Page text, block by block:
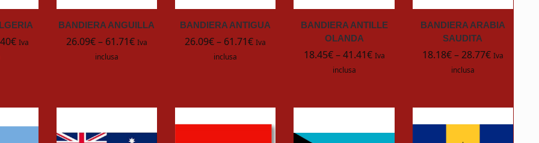
€ Iva
BANDIERA ANGUILLA
26.09€– 61.71€ Iva
inclusa
BANDIERA ANTIGUA
26.09€– 61.71€ Iva
inclusa
BANDIERA ANTILLE
OLANDA
18.45€–41.41€ Iva
inclusa
BANDIERA ARABIA
SAUDITA
18.18€–28.77€ Iva
inclusa